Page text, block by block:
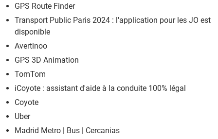
GPS Route Finder
Transport Public Paris 2024 : l'application pour les JO est
disponible
Avertinoo
GPS 3D Animation
TomTom
iCoyote : assistant d'aide à la conduite 100% légal
Coyote
Uber
Madrid Metro | Bus | Cercanias